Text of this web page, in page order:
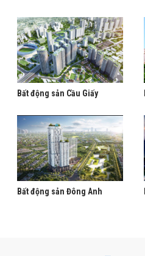
Bất động sản Cầu Giấy
Bất động sản Đông Anh